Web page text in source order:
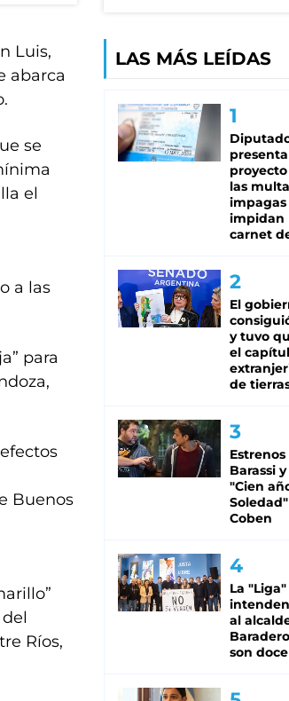
Luis,
abarca
se
el
a las
para
Buenos
Ríos,
LAS MÁS LEÍDAS
las
impagas
impidan
carnet
El
y tuvo
el
de
Estrenos
Barassi
"Cien
Coben
La
al
son doce